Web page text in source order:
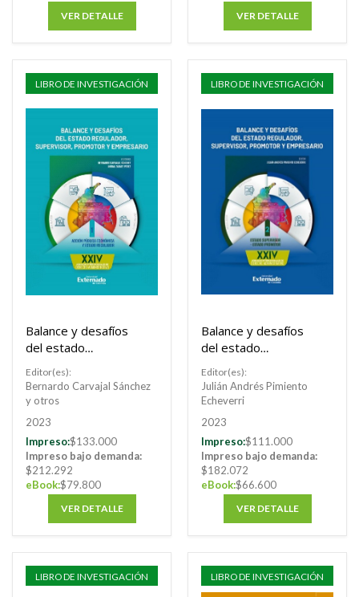
VER DETALLE VER DETALLE
LIBRO DE INVESTIGACIÓN
Balance y desafíos
del estado
supervisor,
promotor y
empresario. Tomo I
Editor(es):
Bernardo Carvajal Sánchez
y otros
2023
Impreso:$133.000
Impreso bajo demanda:
$212.292
eBook:$79.800
VER DETALLE
LIBRO DE INVESTIGACIÓN
Balance y desafíos
del estado
supervisor,
promotor y
empresario. Tomo II
Editor(es):
Julián Andrés Pimiento
Echeverri
2023
Impreso:$111.000
Impreso bajo demanda:
$182.072
eBook:$66.600
VER DETALLE
LIBRO DE INVESTIGACIÓN LIBRO DE INVESTIGACIÓN